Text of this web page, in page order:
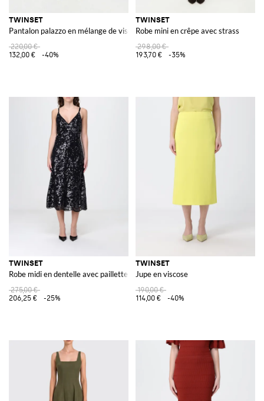
TWINSET
Pantalon palazzo en mélange de viscose
220,00 €
132,00 €
-40%
TWINSET
Robe mini en crêpe avec strass
298,00 €
193,70 €
-35%
TWINSET
Robe midi en dentelle avec paillettes
275,00 €
206,25 €
-25%
TWINSET
Jupe en viscose
190,00 €
114,00 €
-40%